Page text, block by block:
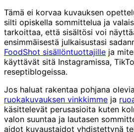
Tämä ei korvaa kuvauksen
silti opiskella sommittelua ja
tarkoittaa, että sisältösi voi
ensimmäisestä julkaisustasi
FoodShot sisällöntuottajille ja
käyttävät sitä Instagramissa,
reseptiblogeissa.
Jos haluat rakentaa pohjana
ruokakuvauksen vinkkimme ja
käsittelevät perusasioita kuten
valon suuntaa ja lautasen
aidot kuvaustaidot yhdistettynä